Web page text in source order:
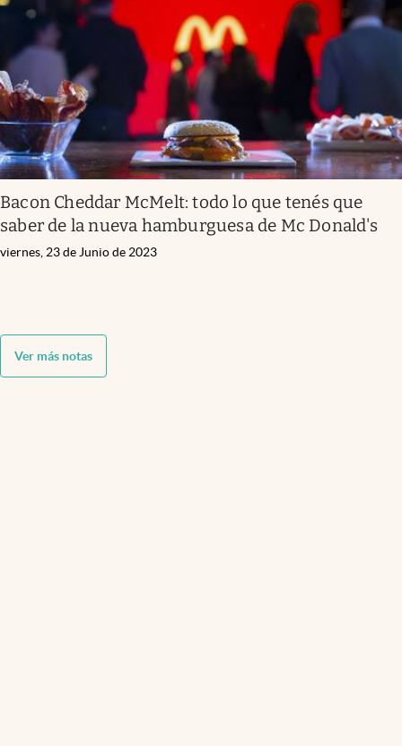
Bacon Cheddar McMelt: todo lo que tenés que
saber de la nueva hamburguesa de Mc Donald's
viernes, 23 de Junio de 2023
Ver más notas